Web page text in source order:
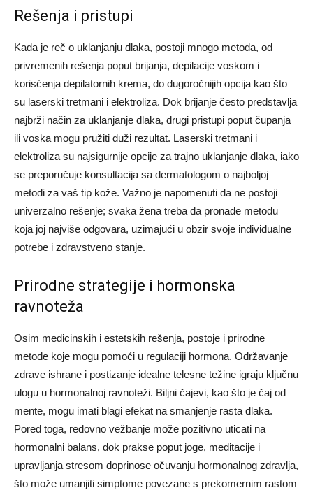
Rešenja i pristupi
Kada je reč o uklanjanju dlaka, postoji mnogo metoda, od
privremenih rešenja poput brijanja, depilacije voskom i
korisćenja depilatornih krema, do dugoročnijih opcija kao što
su laserski tretmani i elektroliza. Dok brijanje često predstavlja
najbrži način za uklanjanje dlaka, drugi pristupi poput čupanja
ili voska mogu pružiti duži rezultat. Laserski tretmani i
elektroliza su najsigurnije opcije za trajno uklanjanje dlaka, iako
se preporučuje konsultacija sa dermatologom o najboljoj
metodi za vaš tip kože. Važno je napomenuti da ne postoji
univerzalno rešenje; svaka žena treba da pronađe metodu
koja joj najviše odgovara, uzimajući u obzir svoje individualne
potrebe i zdravstveno stanje.
Prirodne strategije i hormonska
ravnoteža
Osim medicinskih i estetskih rešenja, postoje i prirodne
metode koje mogu pomoći u regulaciji hormona. Održavanje
zdrave ishrane i postizanje idealne telesne težine igraju ključnu
ulogu u hormonalnoj ravnoteži. Biljni čajevi, kao što je čaj od
mente, mogu imati blagi efekat na smanjenje rasta dlaka.
Pored toga, redovno vežbanje može pozitivno uticati na
hormonalni balans, dok prakse poput joge, meditacije i
upravljanja stresom doprinose očuvanju hormonalnog zdravlja,
što može umanjiti simptome povezane s prekomernim rastom